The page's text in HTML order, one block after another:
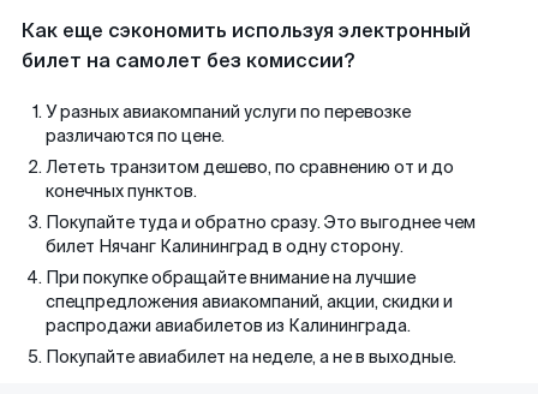
Как еще сэкономить используя электронный
билет на самолет без комиссии?
У разных авиакомпаний услуги по перевозке
различаются по цене.
Лететь транзитом дешево, по сравнению от и до
конечных пунктов.
Покупайте туда и обратно сразу. Это выгоднее чем
билет Нячанг Калининград в одну сторону.
При покупке обращайте внимание на лучшие
спецпредложения авиакомпаний, акции, скидки и
распродажи авиабилетов из Калининграда.
Покупайте авиабилет на неделе, а не в выходные.